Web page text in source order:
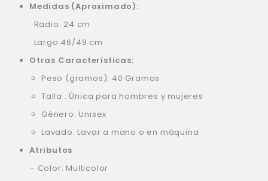
Medidas (Aproximado):
· Radio: 24 cm
· Largo 46/49 cm
Otras Características:
Peso (gramos): 40 Gramos
Talla : Única para hombres y mujeres
Género: Unisex
Lavado: Lavar a mano o en máquina
Atributos
– Color: Multicolor